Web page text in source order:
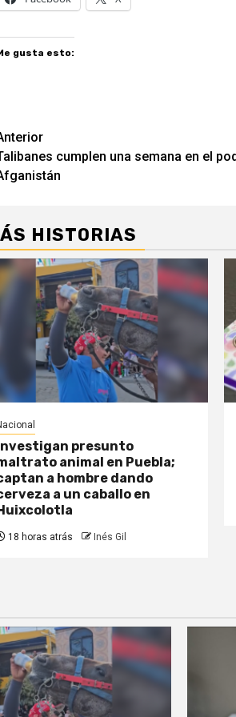
gusta esto:
cumplen una semana en el
HISTORIAS
presunto
animal en Puebla;
a hombre dando
a un caballo en
18 horas atrás Inés Gil